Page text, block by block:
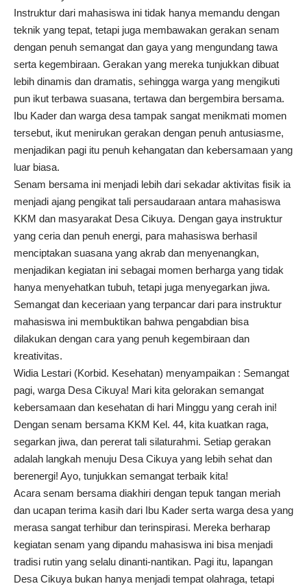
Instruktur dari mahasiswa ini tidak hanya memandu dengan
teknik yang tepat, tetapi juga membawakan gerakan senam
dengan penuh semangat dan gaya yang mengundang tawa
serta kegembiraan. Gerakan yang mereka tunjukkan dibuat
lebih dinamis dan dramatis, sehingga warga yang mengikuti
pun ikut terbawa suasana, tertawa dan bergembira bersama.
Ibu Kader dan warga desa tampak sangat menikmati momen
tersebut, ikut menirukan gerakan dengan penuh antusiasme,
menjadikan pagi itu penuh kehangatan dan kebersamaan yang
luar biasa.
Senam bersama ini menjadi lebih dari sekadar aktivitas fisik ia
menjadi ajang pengikat tali persaudaraan antara mahasiswa
KKM dan masyarakat Desa Cikuya. Dengan gaya instruktur
yang ceria dan penuh energi, para mahasiswa berhasil
menciptakan suasana yang akrab dan menyenangkan,
menjadikan kegiatan ini sebagai momen berharga yang tidak
hanya menyehatkan tubuh, tetapi juga menyegarkan jiwa.
Semangat dan keceriaan yang terpancar dari para instruktur
mahasiswa ini membuktikan bahwa pengabdian bisa
dilakukan dengan cara yang penuh kegembiraan dan
kreativitas.
Widia Lestari (Korbid. Kesehatan) menyampaikan : Semangat
pagi, warga Desa Cikuya! Mari kita gelorakan semangat
kebersamaan dan kesehatan di hari Minggu yang cerah ini!
Dengan senam bersama KKM Kel. 44, kita kuatkan raga,
segarkan jiwa, dan pererat tali silaturahmi. Setiap gerakan
adalah langkah menuju Desa Cikuya yang lebih sehat dan
berenergi! Ayo, tunjukkan semangat terbaik kita!
Acara senam bersama diakhiri dengan tepuk tangan meriah
dan ucapan terima kasih dari Ibu Kader serta warga desa yang
merasa sangat terhibur dan terinspirasi. Mereka berharap
kegiatan senam yang dipandu mahasiswa ini bisa menjadi
tradisi rutin yang selalu dinanti-nantikan. Pagi itu, lapangan
Desa Cikuya bukan hanya menjadi tempat olahraga, tetapi